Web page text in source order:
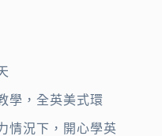
學，全英美式環
情況下，開心學英